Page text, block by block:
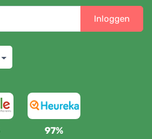
Inloggen
97%